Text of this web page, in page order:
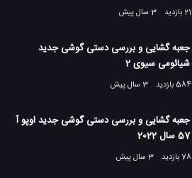
21 بازدید
3 سال پیش
جعبه گشایی و بررسی دستی گوشی جدید
شیائومی سیوی 2
584 بازدید
3 سال پیش
جعبه گشایی و بررسی دستی گوشی جدید اوپو آ
57 سال 2022
78 بازدید
3 سال پیش